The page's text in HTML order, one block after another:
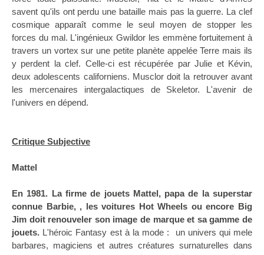
savent qu'ils ont perdu une bataille mais pas la guerre. La clef
cosmique apparaît comme le seul moyen de stopper les
forces du mal. L'ingénieux Gwildor les emmène fortuitement à
travers un vortex sur une petite planète appelée Terre mais ils
y perdent la clef. Celle-ci est récupérée par Julie et Kévin,
deux adolescents californiens. Musclor doit la retrouver avant
les mercenaires intergalactiques de Skeletor. L'avenir de
l'univers en dépend.
Critique Subjective
Mattel
En 1981. La firme de jouets Mattel, papa de la superstar
connue Barbie, , les voitures Hot Wheels ou encore Big
Jim doit renouveler son image de marque et sa gamme de
jouets. L'héroic Fantasy est à la mode : un univers qui mele
barbares, magiciens et autres créatures surnaturelles dans